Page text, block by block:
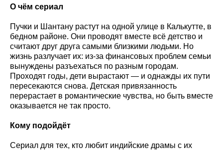
О чём сериал
Пучки и Шантану растут на одной улице в Калькутте, в
бедном районе. Они проводят вместе всё детство и
считают друг друга самыми близкими людьми. Но
жизнь разлучает их: из-за финансовых проблем семьи
вынуждены разъехаться по разным городам.
Проходят годы, дети вырастают — и однажды их пути
пересекаются снова. Детская привязанность
перерастает в романтические чувства, но быть вместе
оказывается не так просто.
Кому подойдёт
Сериал для тех, кто любит индийские драмы с их